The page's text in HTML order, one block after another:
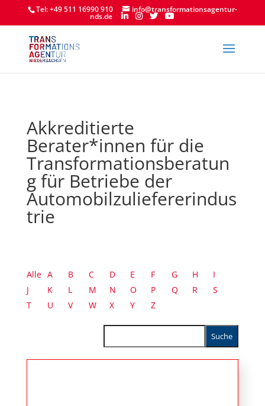
Tel: +49 511 16990 910 info@transformationsagentur-
nds.de
Akkreditierte
Berater*innen für die
Transformationsberatun
g für Betriebe der
Automobilzuliefererindus
trie
Alle A B C D E F G H
I
J
K L M N O P Q R
S
T
U V W X Y Z